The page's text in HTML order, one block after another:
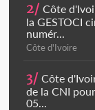
2/ Côte
la GESTOCI
numér...
Côte d'Ivoire
3/ Côte
de la CNI
05...